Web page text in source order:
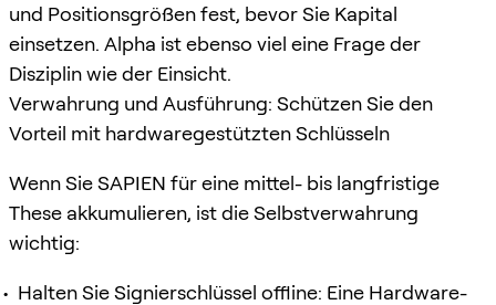
und Positionsgrößen fest, bevor Sie Kapital
einsetzen. Alpha ist ebenso viel eine Frage der
Disziplin wie der Einsicht.
Verwahrung und Ausführung: Schützen Sie den
Vorteil mit hardwaregestützten Schlüsseln
Wenn Sie SAPIEN für eine mittel- bis langfristige
These akkumulieren, ist die Selbstverwahrung
wichtig:
Halten Sie Signierschlüssel offline: Eine Hardware-